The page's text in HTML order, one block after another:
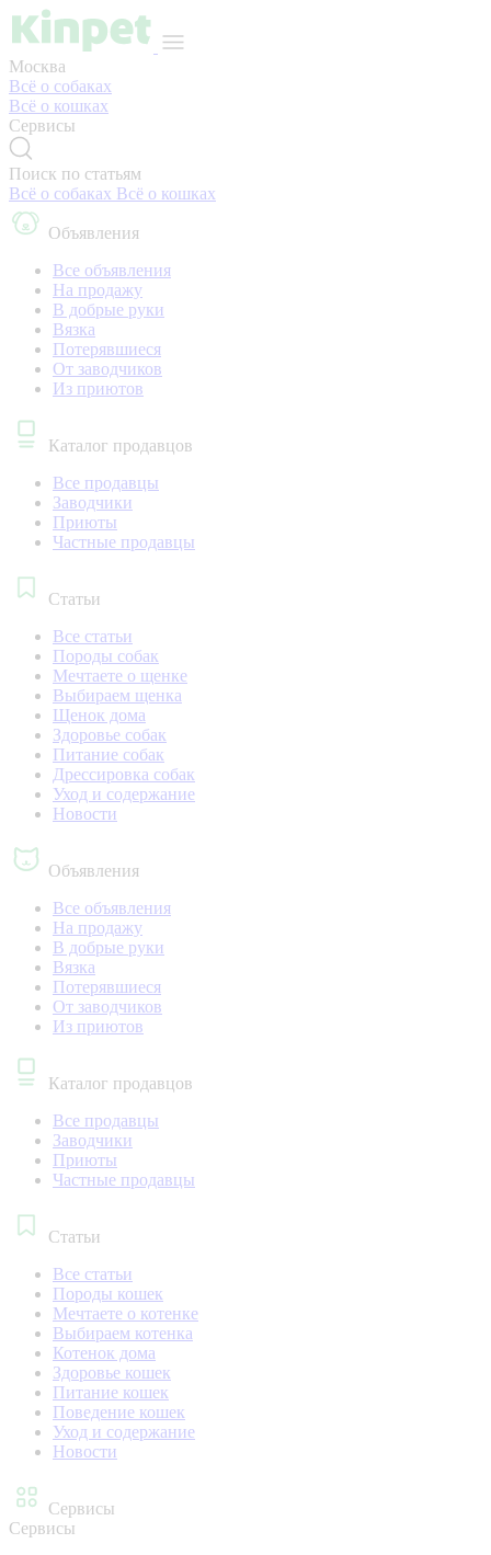
Москва
Всё о собаках
Всё о кошках
Сервисы
Поиск по статьям
Всё о собаках Всё о кошках
Объявления
Все объявления
На продажу
В добрые руки
Вязка
Потерявшиеся
От заводчиков
Из приютов
Каталог продавцов
Все продавцы
Заводчики
Приюты
Частные продавцы
Статьи
Все статьи
Породы собак
Мечтаете о щенке
Выбираем щенка
Щенок дома
Здоровье собак
Питание собак
Дрессировка собак
Уход и содержание
Новости
Объявления
Все объявления
На продажу
В добрые руки
Вязка
Потерявшиеся
От заводчиков
Из приютов
Каталог продавцов
Все продавцы
Заводчики
Приюты
Частные продавцы
Статьи
Все статьи
Породы кошек
Мечтаете о котенке
Выбираем котенка
Котенок дома
Здоровье кошек
Питание кошек
Поведение кошек
Уход и содержание
Новости
Сервисы
Сервисы